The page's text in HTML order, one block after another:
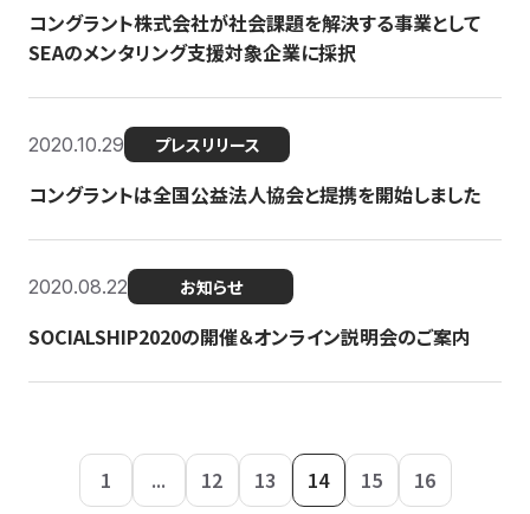
コングラント株式会社が社会課題を解決する事業として
SEAのメンタリング支援対象企業に採択
2020.10.29 プレスリリース
コングラントは全国公益法人協会と提携を開始しました
2020.08.22 お知らせ
SOCIALSHIP2020の開催＆オンライン説明会のご案内
1 ... 12 13 14 15 16